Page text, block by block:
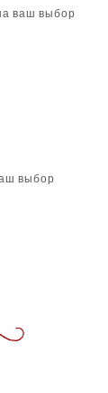
ваш выбор
выбор